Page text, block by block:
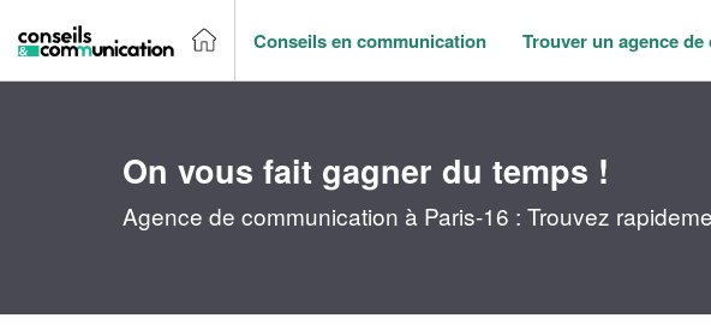
Conseils en communication Trouver un agence
On vous fait gagner du temps !
Agence de communication à Paris-16 : Trouvez